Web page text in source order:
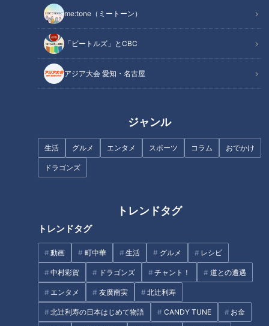
me:tone（ミートーン）
「ビートルズ」とCBC
アジア大会 愛知・名古屋
ジャンル
生活 グルメ エンタメ スポーツ コラム おでかけ
ドラゴンズ
トレンドタグ
トレンドタグ
動画 町中華 生活 グルメ レシピ
中村彩賀 ドラゴンズ チャント！ 道との遭遇
エンタメ 友廣南実 北辻利寿
北辻利寿の日本はじめて物語 CANDY TUNE お金
キャンプ初日は、首脳陣と選手が円陣を組み、投手と野手がそ
れぞれひとりずつスピーチを行ないます。
マイクを使って話すため、スタンドにいるファンにも内容がし
っかり届くのが特徴です。
ファンにとっても貴重な時間です。
スピーチは朝9時半頃に行なわれ、現地に足を運べないファン
三浦も「朝から行く目的になりますよね」と語り、キャンプ初
日のスピーチが、ファンにとって一日の始まりを彩るイベント
藤嶋健人投手のスピーチ
初日のスピーチを務めたのは、選手会長の藤嶋健人投手でし